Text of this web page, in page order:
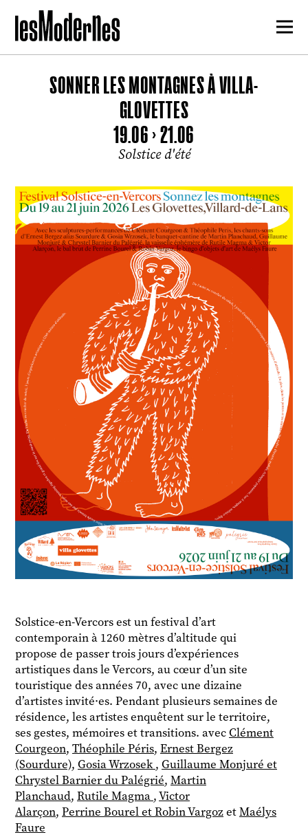
SONNER LES MONTAGNES À VILLA-
GLOVETTES
19.06 > 21.06
Solstice d'été
Solstice-en-Vercors est un festival d’art
contemporain à 1260 mètres d’altitude qui
propose de passer trois jours d’expériences
artistiques dans le Vercors, au cœur d’un site
touristique des années 70, avec une dizaine
d’artistes invité·es. Pendant plusieurs semaines de
résidence, les artistes enquêtent sur le territoire,
ses gestes, mémoires et transitions. avecClément
Courgeon, Théophile Péris, Ernest Bergez
(Sourdure), Gosia Wrzosek, Guillaume Monjuré et
Chrystel Barnier du Palégrié, Martin
Planchaud, Rutile Magma ,Victor
Alarçon, Perrine Bourel et Robin VargozetMaélys
Faure